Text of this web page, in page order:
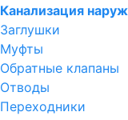
Канализация
Заглушки
Муфты
Обратные клапаны
Отводы
Переходники